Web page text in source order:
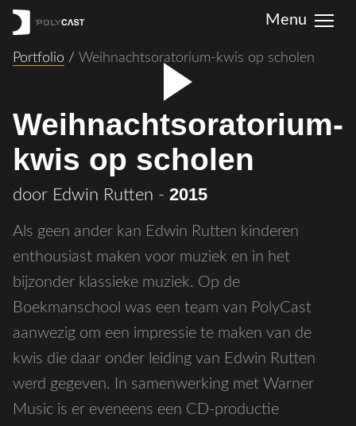
Portfolio / Weihnachtsoratorium-kwis op scholen
Weihnachtsoratorium-
kwis op scholen
door Edwin Rutten - 2015
Als geen ander kan Edwin Rutten kinderen
enthousiast maken voor muziek en in het
bijzonder klassieke muziek. Op de
Boekmanschool was een team van PolyCast
aanwezig om een impressie te maken van de
kwis die daar onder leiding van Edwin Rutten
werd gegeven. In samenwerking met Warner
Music is er eveneens een CD-productie